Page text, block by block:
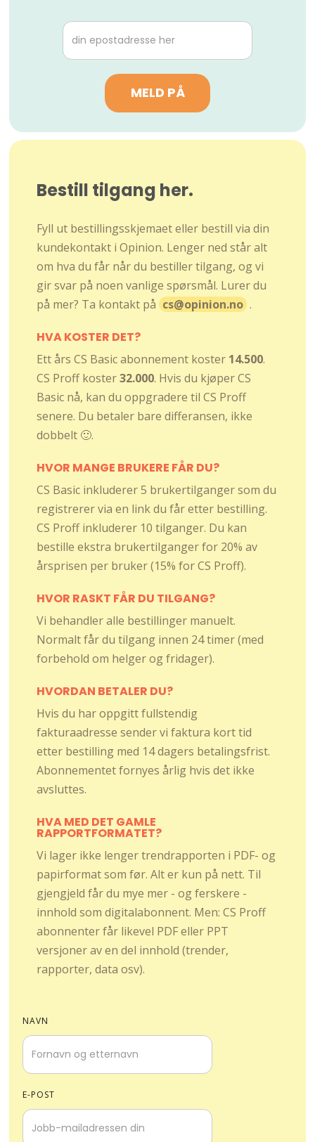
Bestill tilgang her.
Fyll ut bestillingsskjemaet eller bestill via din
kundekontakt i Opinion. Lenger ned står alt
om hva du får når du bestiller tilgang, og vi
gir svar på noen vanlige spørsmål. Lurer du
på mer? Ta kontakt på cs@opinion.no .
HVA KOSTER DET?
Ett års CS Basic abonnement koster 14.500.
CS Proff koster32.000. Hvis du kjøper CS
Basic nå, kan du oppgradere til CS Proff
senere. Du betaler bare differansen, ikke
dobbelt 🙂.
HVOR MANGE BRUKERE FÅR DU?
CS Basic inkluderer 5 brukertilganger som du
registrerer via en link du får etter bestilling.
CS Proff inkluderer 10 tilganger. Du kan
bestille ekstra brukertilganger for 20% av
årsprisen per bruker (15% for CS Proff).
HVOR RASKT FÅR DU TILGANG?
Vi behandler alle bestillinger manuelt.
Normalt får du tilgang innen 24 timer (med
forbehold om helger og fridager).
HVORDAN BETALER DU?
Hvis du har oppgitt fullstendig
fakturaadresse sender vi faktura kort tid
etter bestilling med 14 dagers betalingsfrist.
Abonnementet fornyes årlig hvis det ikke
avsluttes.
HVA MED DET GAMLE
RAPPORTFORMATET?
Vi lager ikke lenger trendrapporten i PDF- og
papirformat som før. Alt er kun på nett. Til
gjengjeld får du mye mer - og ferskere -
innhold som digitalabonnent. Men: CS Proff
abonnenter får likevel PDF eller PPT
versjoner av en del innhold (trender,
rapporter, data osv).
NAVN
E-POST